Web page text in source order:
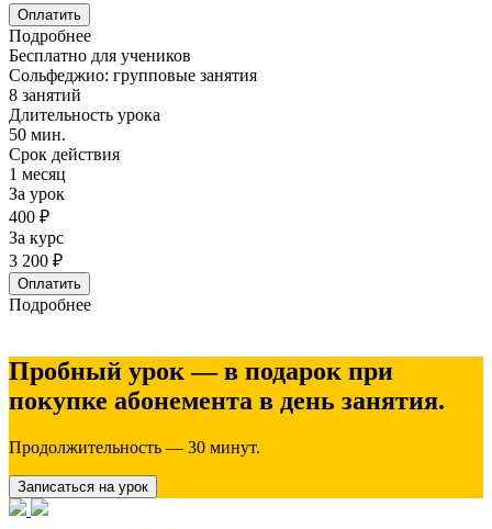
Оплатить
Подробнее
Бесплатно для учеников
Сольфеджио: групповые занятия
8 занятий
Длительность урока
50 мин.
Срок действия
1 месяц
За урок
400 ₽
За курс
3 200 ₽
Оплатить
Подробнее
Пробный урок — в подарок при
покупке абонемента в день занятия.
Продолжительность — 30 минут.
Записаться на урок